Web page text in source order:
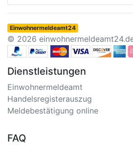
Einwohnermeldeamt24
© 2026
Dienstleistungen
Einwohnermeldeamt
Handelsregisterauszug
Meldebestätigung online
FAQ